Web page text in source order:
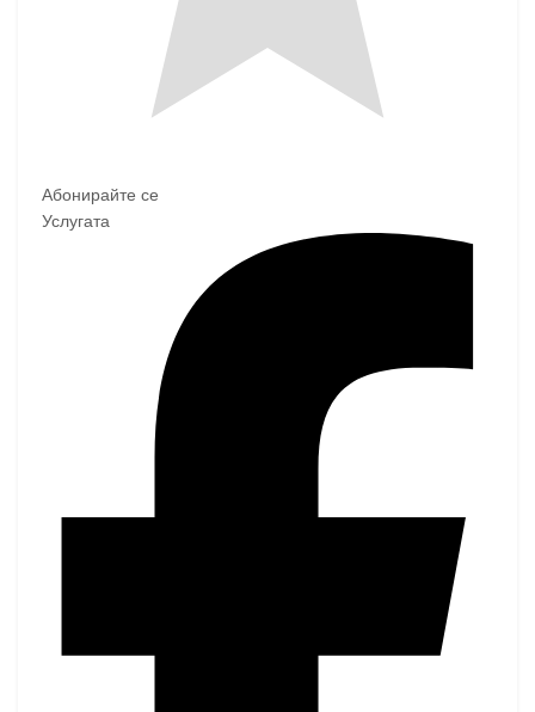
Абонирайте се
Услугата